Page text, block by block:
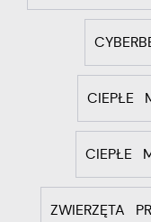
CIEPŁE
CIEPŁE
ZWIERZĘTA